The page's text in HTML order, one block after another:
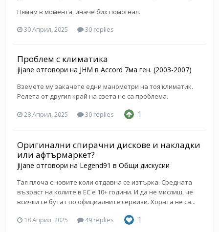
Нямам в момента, иначе бих помогнал.
30 Април, 2025
30 replies
Проблем с климатика
jijane отговори на JHM в Accord 7ма ген. (2003-2007)
Вземете му закачете едни манометри на тоя климатик.
Релета от другия край на света не са проблема.
28 Април, 2025 30 replies 1
Оригинални спирачни дискове и накладки
или афтърмаркет?
jijane отговори на Legend91 в Общи дискусии
Тая плоча с новите коли отдавна се изтърка. Средната
възраст на колите в ЕС е 10+ години. И да не мислиш, че
всички се бутат по официалните сервизи. Хората не са...
18 Април, 2025 49 replies 1